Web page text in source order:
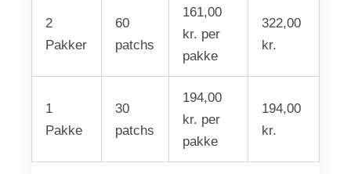
2
Pakker
60
patchs
161,00
kr. per
pakke
322,00
kr.
1
Pakke
30
patchs
194,00
kr. per
pakke
194,00
kr.